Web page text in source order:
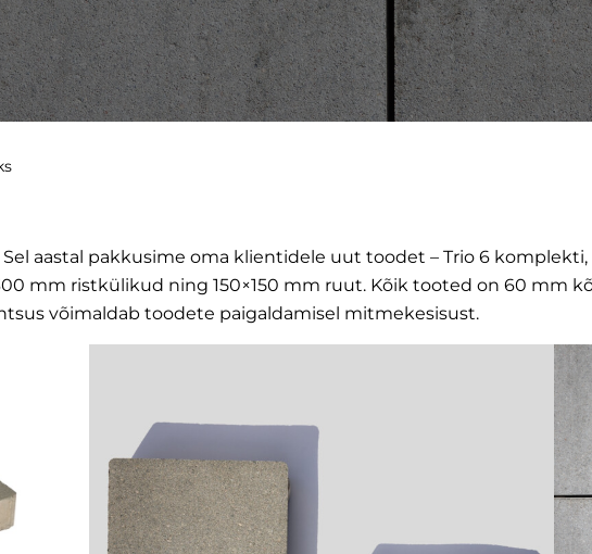
aastal pakkusime oma klientidele uut toodet – Trio 6 komplekti,
mm ristkülikud ning 150×150 mm ruut. Kõik tooted on 60 mm
võimaldab toodete paigaldamisel mitmekesisust.